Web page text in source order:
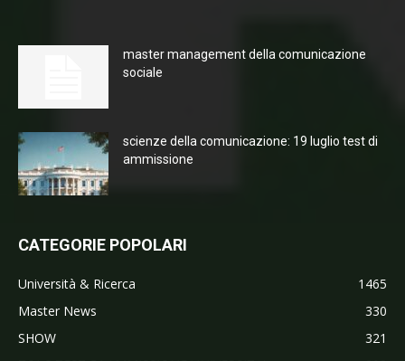
master management della comunicazione
sociale
scienze della comunicazione: 19 luglio test di
ammissione
CATEGORIE POPOLARI
Università & Ricerca
1465
Master News
330
SHOW
321